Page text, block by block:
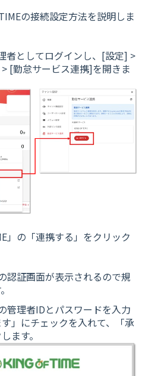
の接続設定方法を説明しま
者としてログインし、[設定] >
[勤怠サービス連携]を開きま
」の「連携する」をクリック
認証画面が表示されるので規
管理者IDとパスワードを入力
」にチェックを入れて、「承
ます。